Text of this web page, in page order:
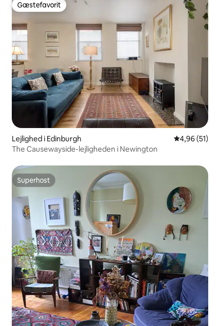
Gæstefavorit
Gæstefavorit
Lejlighed i Edinburgh 4,96 ud af 5
4,96 (51)
The Causewayside-lejligheden i Newington
Superhost
Superhost